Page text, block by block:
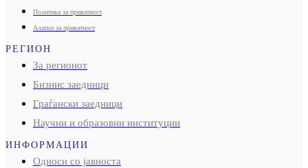
Политика за приватност
Алатки за приватност
РЕГИОН
За регионот
Бизнис заедници
Граѓански заедници
Научни и образовни институции
ИНФОРМАЦИИ
Односи со јавноста